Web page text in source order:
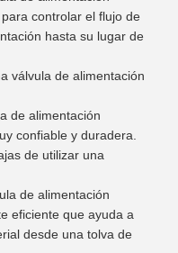
controlar el flujo de
hasta su lugar de
válvula de alimentación
de alimentación
confiable y duradera.
de utilizar una
de alimentación
eficiente que ayuda a
desde una tolva de